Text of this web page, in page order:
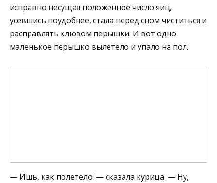
исправно несущая положенное число яиц,
усевшись поудобнее, стала перед сном чиститься и
расправлять клювом пёрышки. И вот одно
маленькое пёрышко вылетело и упало на пол.
— Ишь, как полетело! — сказала курица. — Ну,